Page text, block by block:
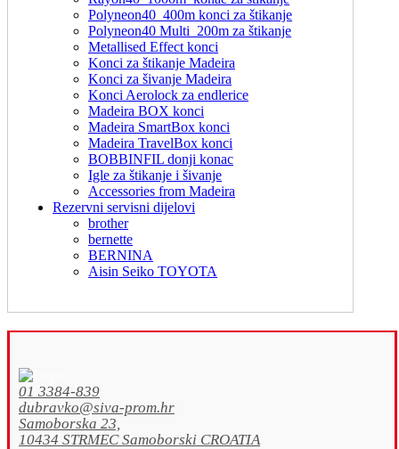
Polyneon40_400m konci za štikanje
Polyneon40 Multi_200m za štikanje
Metallised Effect konci
Konci za štikanje Madeira
Konci za šivanje Madeira
Konci Aerolock za endlerice
Madeira BOX konci
Madeira SmartBox konci
Madeira TravelBox konci
BOBBINFIL donji konac
Igle za štikanje i šivanje
Accessories from Madeira
Rezervni servisni dijelovi
brother
bernette
BERNINA
Aisin Seiko TOYOTA
01 3384-839
dubravko@siva-prom.hr
Samoborska 23,
10434 STRMEC Samoborski CROATIA